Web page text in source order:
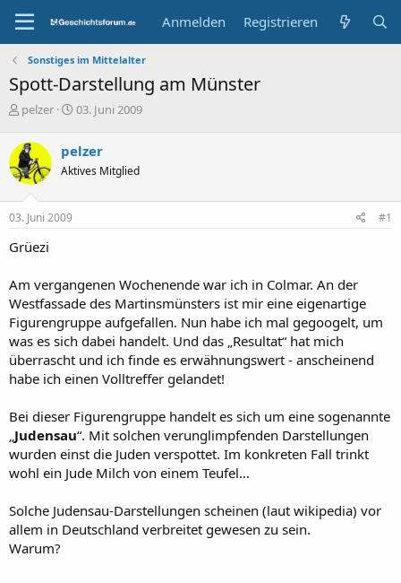
Anmelden Registrieren
Sonstiges im Mittelalter
Spott-Darstellung am Münster
E
s
t
e
l
l
e
pelzer
E
t
e
l
03. Juni 2009
pelzer
Aktives Mitglied
03. Juni 2009 #1
Grüezi
Am vergangenen Wochenende war ich in Colmar. An der
Westfassade des Martinsmünsters ist mir eine eigenartige
Figurengruppe aufgefallen. Nun habe ich mal gegoogelt, um
was es sich dabei handelt. Und das „Resultat“ hat mich
überrascht und ich finde es erwähnungswert - anscheinend
habe ich einen Volltreffer gelandet!
Bei dieser Figurengruppe handelt es sich um eine sogenannte
Judensau“. Mit solchen verunglimpfenden Darstellungen
wurden einst die Juden verspottet. Im konkreten Fall trinkt
wohl ein Jude Milch von einem Teufel…
Solche Judensau-Darstellungen scheinen (laut wikipedia) vor
allem in Deutschland verbreitet gewesen zu sein.
Warum?